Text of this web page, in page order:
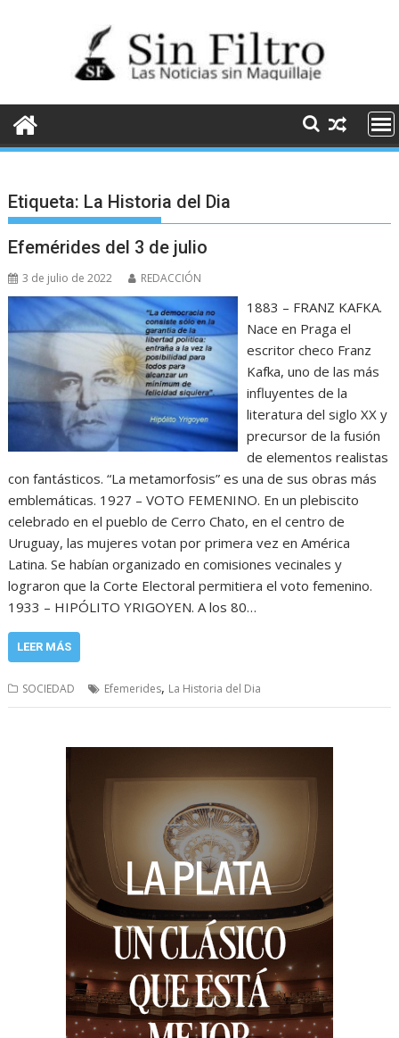
Etiqueta: La Historia del Dia
Efemérides del 3 de julio
3 de julio de 2022 REDACCIÓN
1883 – FRANZ KAFKA.
Nace en Praga el
escritor checo Franz
Kafka, uno de las más
influyentes de la
literatura del siglo XX y
precursor de la fusión
de elementos realistas
con fantásticos. “La metamorfosis” es una de sus obras más
emblemáticas. 1927 – VOTO FEMENINO. En un plebiscito
celebrado en el pueblo de Cerro Chato, en el centro de
Uruguay, las mujeres votan por primera vez en América
Latina. Se habían organizado en comisiones vecinales y
lograron que la Corte Electoral permitiera el voto femenino.
1933 – HIPÓLITO YRIGOYEN. A los 80…
LEER MÁS
SOCIEDAD Efemerides, La Historia del Dia